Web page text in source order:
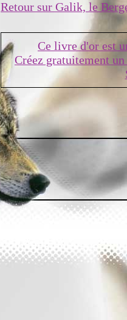
Retour sur Galik, le
Ce livre d'or est
Créez gratuitement